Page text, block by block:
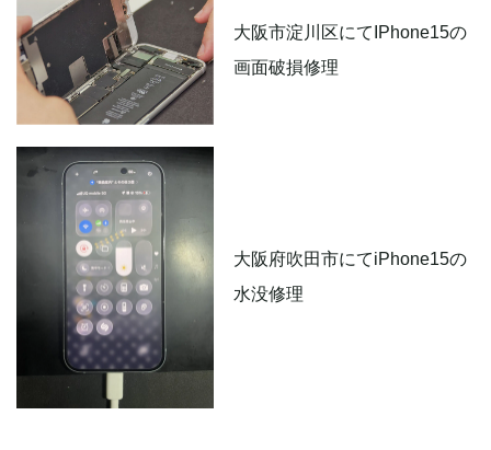
大阪市淀川区にてIPhone15の
画面破損修理
大阪府吹田市にてiPhone15の
水没修理